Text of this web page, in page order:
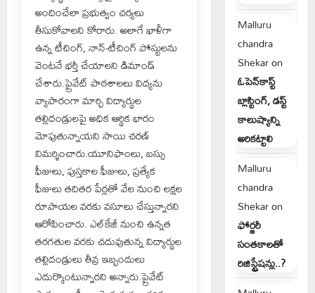
అందించేలా ప్రభుత్వం చర్యలు
తీసుకోవాలని కోరారు. అలాగే ఖాళీగా
ఉన్న టీచింగ్, నాన్-టీచింగ్ పోస్టులను
వెంటనే భర్తీ చేయాలని డిమాండ్
చేశారు.ప్రైవేట్ పాఠశాలలు విద్యను
వ్యాపారంగా మార్చి విద్యార్థుల
తల్లిదండ్రులపై అధిక ఆర్థిక భారం
మోపుతున్నాయని సాయి చరణ్
విమర్శించారు.యూనిఫాంలు, బస్సు
ఫీజులు, పుస్తకాల ఫీజులు, ప్రత్యేక
ఫీజులు తదితర పేర్లతో వేల నుంచి లక్షల
రూపాయల వరకు వసూలు చేస్తున్నారని
ఆరోపించారు. ఎల్‌కేజీ నుంచి ఉన్నత
తరగతుల వరకు చదువుతున్న విద్యార్థుల
తల్లిదండ్రులు తీవ్ర ఇబ్బందులు
ఎదుర్కొంటున్నారని అన్నారు.ప్రైవేట్
Malluru
chandra
Shekaron
ఓపెన్‌కాస్ట్
బ్లాస్టింగ్, డస్ట్
కాలుష్యాన్ని
అరికట్టాలి
Malluru
chandra
Shekaron
ఫోర్జరీ
సంతకాలతో
రిజిస్ట్రేషన్లు..?